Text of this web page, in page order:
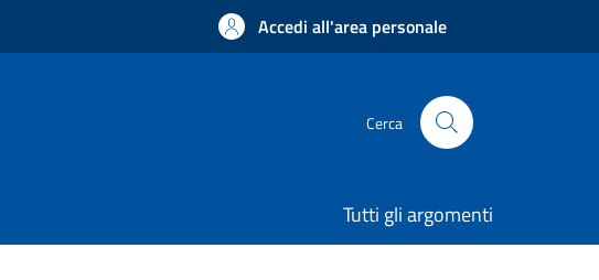
Accedi all'area personale
Cerca
Tutti gli argomenti